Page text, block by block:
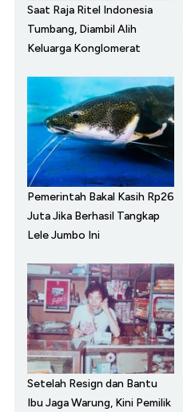
Saat Raja Ritel Indonesia
Tumbang, Diambil Alih
Keluarga Konglomerat
Pemerintah Bakal Kasih Rp26
Juta Jika Berhasil Tangkap
Lele Jumbo Ini
Setelah Resign dan Bantu
Ibu Jaga Warung, Kini Pemilik